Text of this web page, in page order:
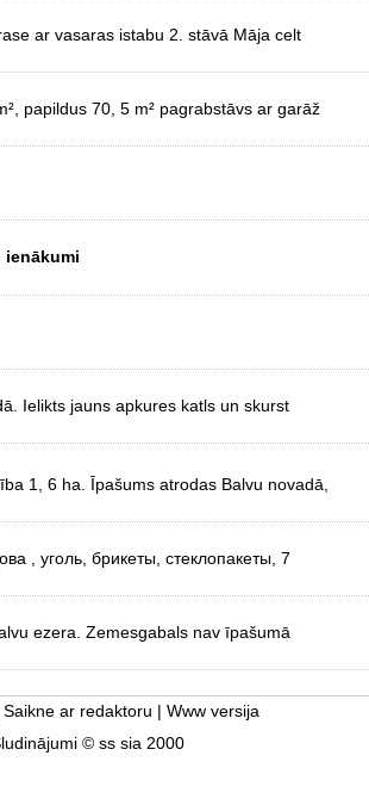
ar vasaras istabu 2. stāvā Māja celt
papildus 70, 5 m² pagrabstāvs ar garāž
ienākumi
Ielikts jauns apkures katls un skurst
1, 6 ha. Īpašums atrodas Balvu novadā,
, уголь, брикеты, стеклопакеты, 7
ezera. Zemesgabals nav īpašumā
Saikne ar redaktoru
Www versija
© ss sia 2000